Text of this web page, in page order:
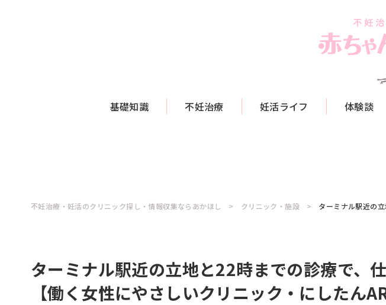
基礎知識 不妊治療 妊活ライフ 体験談
不妊治療・妊活のクリニック探し・情報収集ならあかほし クリニック・施設 ターミナル駅近の
ターミナル駅近の立地と22時までの診療で、
【働く女性にやさしいクリニック・にしたん